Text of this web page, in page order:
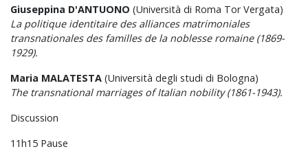
Giuseppina D'ANTUONO (Università di Roma Tor Vergata)
La politique identitaire des alliances matrimoniales
transnationales des familles de la noblesse romaine (1869-
1929).
Maria MALATESTA (Università degli studi di Bologna)
The transnational marriages of Italian nobility (1861-1943).
Discussion
11h15 Pause